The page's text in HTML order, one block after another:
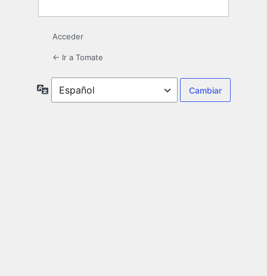
Acceder
← Ir a Tomate
Idioma